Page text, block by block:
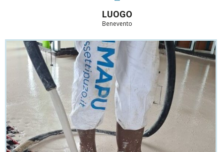
LUOGO
Benevento